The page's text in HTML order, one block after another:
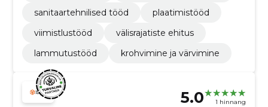
sanitaartehnilised tööd
plaatimistööd
viimistlustööd
välisrajatiste ehitus
lammutustööd
krohvimine ja värvimine
5.0 1 hinnang